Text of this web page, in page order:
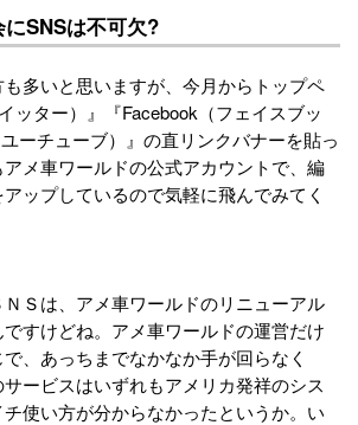
SNSは不可欠?
多いと思いますが、今月からトップペ
ッター）』『Facebook（フェイスブッ
ーチューブ）』の直リンクバナーを貼っ
メ車ワールドの公式アカウントで、編
ップしているので気軽に飛んでみてく
Ｓは、アメ車ワールドのリニューアル
すけどね。アメ車ワールドの運営だけ
、あっちまでなかなか手が回らなく
ービスはいずれもアメリカ発祥のシス
使い方が分からなかったというか。い